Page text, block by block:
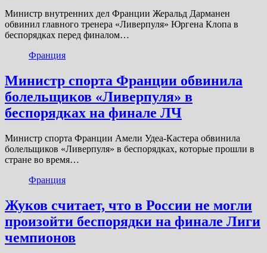
Министр внутренних дел Франции Жеральд Дарманен
обвинил главного тренера «Ливерпуля» Юргена Клопа в
беспорядках перед финалом…
Франция
Министр спорта Франции обвинила
болельщиков «Ливерпуля» в
беспорядках на финале ЛЧ
Министр спорта Франции Амели Удеа-Кастера обвинила
болельщиков «Ливерпуля» в беспорядках, которые прошли в
стране во время…
Франция
Жуков считает, что в России не могли
произойти беспорядки на финале Лиги
чемпионов